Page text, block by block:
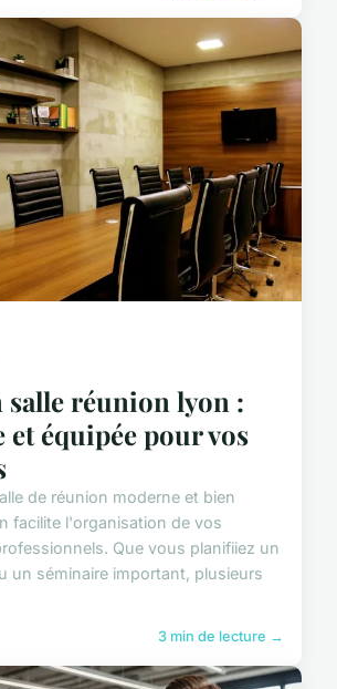
salle réunion lyon :
et équipée pour vos
de réunion moderne et bien
facilite l'organisation de vos
Que vous planifiiez un
un séminaire important, plusieurs
3 min de lecture →